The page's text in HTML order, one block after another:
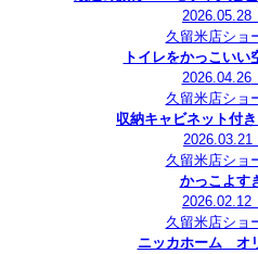
2026.05.28
久留米店ショ
トイレをかっこい
2026.04.26
久留米店ショ
収納キャビネット付
2026.03.21
久留米店ショ
かっこよす
2026.02.12
久留米店ショ
ニッカホーム オ